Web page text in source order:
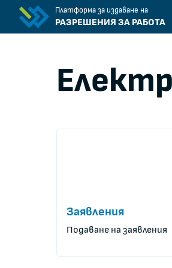
Платформа за издаване на
РАЗРЕШЕНИЯ ЗА РАБОТА
Заявления
Подаване на заявления